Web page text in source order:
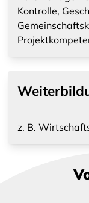
Kontrolle,
z. B.